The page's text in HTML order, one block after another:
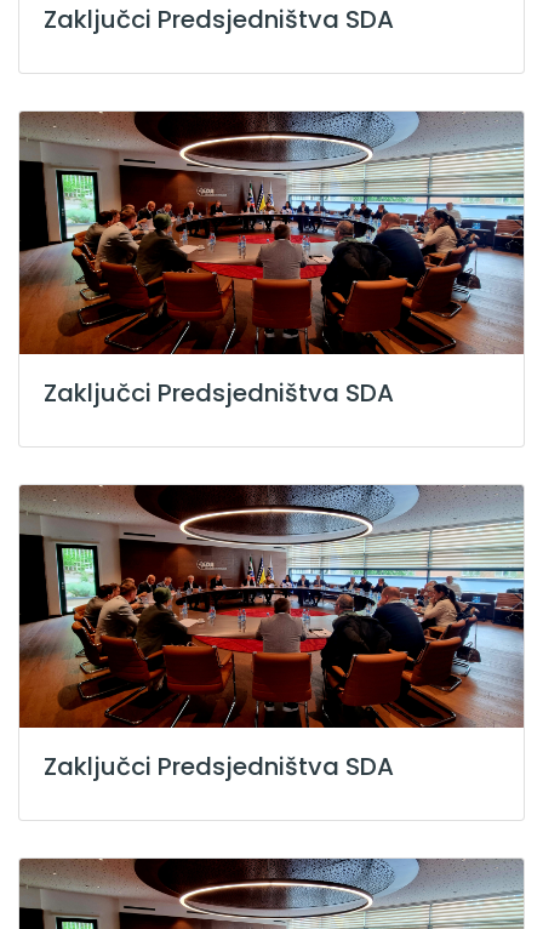
Zaključci Predsjedništva SDA
Zaključci Predsjedništva SDA
Zaključci Predsjedništva SDA